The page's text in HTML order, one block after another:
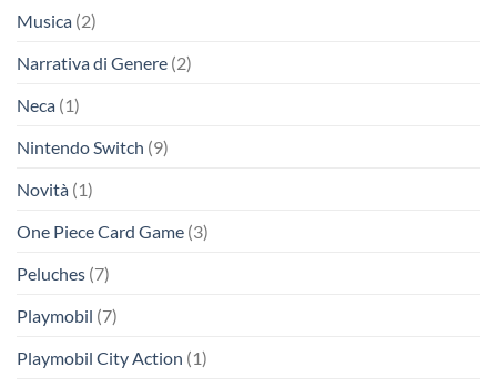
Musica (2)
Narrativa di Genere (2)
Neca (1)
Nintendo Switch (9)
Novità (1)
One Piece Card Game (3)
Peluches (7)
Playmobil (7)
Playmobil City Action (1)